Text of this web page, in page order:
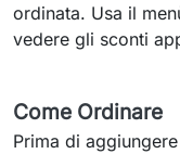
ordinata. Usa il
vedere gli sconti
Come Ordinare
Prima di